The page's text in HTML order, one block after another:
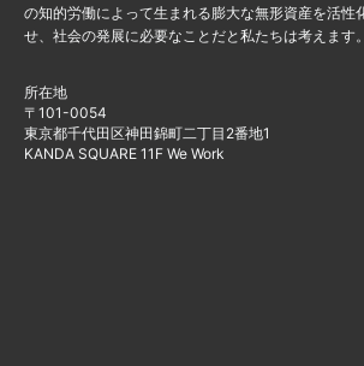
の知的労働によって生まれる膨大な無形資産を活性
せ、社会の発展に必要なことだと私たちは考えます。
所在地
〒101-0054
東京都千代田区神田錦町二丁目2番地1
KANDA SQUARE 11F We Work